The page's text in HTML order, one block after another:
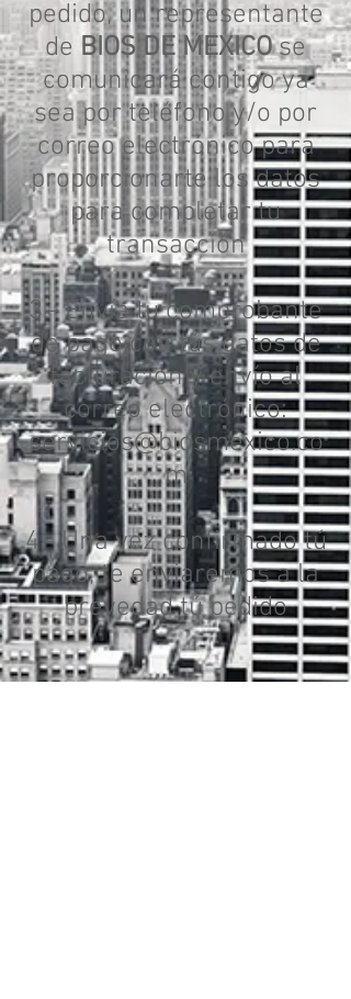
pedido, un representante
de BIOS DE MEXICOse
comunicará contigo ya
sea por teléfono y/o por
correo electrónico para
proporcionarte los datos
para completar tu
transacción
3.- Envía tu comprobante
de pago con tús datos de
facturación y envío al
correo electrónico:
servicios@biosmexico.co
m
4.- Una vez confirmado tú
pago, te enviaremos a la
brevedad tú pedido